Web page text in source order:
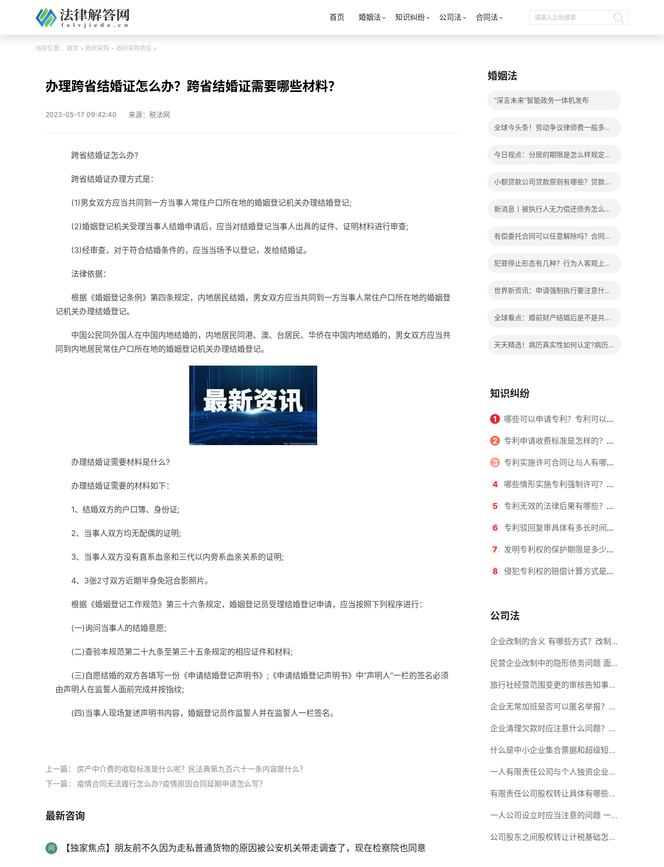
首页 婚姻法 知识纠纷 公司法 合同法
当前位置： 首页 > 政府采购 > 政府采购责任 >
办理跨省结婚证怎么办？跨省结婚证需要哪些材料？
2023-05-17 09:42:40 来源：税法网
跨省结婚证怎么办?
跨省结婚证办理方式是：
(1)男女双方应当共同到一方当事人常住户口所在地的婚姻登记机关办理结婚登记;
(2)婚姻登记机关受理当事人结婚申请后，应当对结婚登记当事人出具的证件、证明材料进行审查;
(3)经审查，对于符合结婚条件的，应当当场予以登记，发给结婚证。
法律依据：
根据《婚姻登记条例》第四条规定，内地居民结婚，男女双方应当共同到一方当事人常住户口所在地的婚姻登
记机关办理结婚登记。
中国公民同外国人在中国内地结婚的，内地居民同港、澳、台居民、华侨在中国内地结婚的，男女双方应当共
同到内地居民常住户口所在地的婚姻登记机关办理结婚登记。
办理结婚证需要材料是什么?
办理结婚证需要的材料如下：
1、结婚双方的户口簿、身份证;
2、当事人双方均无配偶的证明;
3、当事人双方没有直系血亲和三代以内旁系血亲关系的证明;
4、3张2寸双方近期半身免冠合影照片。
根据《婚姻登记工作规范》第三十六条规定，婚姻登记员受理结婚登记申请，应当按照下列程序进行：
(一)询问当事人的结婚意愿;
(二)查验本规范第二十九条至第三十五条规定的相应证件和材料;
(三)自愿结婚的双方各填写一份《申请结婚登记声明书》;《申请结婚登记声明书》中“声明人”一栏的签名必须
由声明人在监誓人面前完成并按指纹;
(四)当事人现场复述声明书内容，婚姻登记员作监誓人并在监誓人一栏签名。
上一篇： 房产中介费的收取标准是什么呢？民法典第九百六十一条内容是什么？
下一篇： 疫情合同无法履行怎么办?疫情原因合同延期申请怎么写？
最新咨询
【独家焦点】朋友前不久因为走私普通货物的原因被公安机关带走调查了，现在检察院也同意
婚姻法
“深言未来”智能政务一体机发布
全球今头条！劳动争议律师费一般多少
今日视点：分居的期限是怎么样规定
小额贷款公司贷款原则有哪些？贷款不
新消息丨被执行人无力偿还债务怎么
有偿委托合同可以任意解除吗？合同无
犯罪停止形态有几种？行为人客观上实
世界新资讯：申请强制执行要注意什么
全球看点：婚前财产结婚后是不是共同
天天精选！病历真实性如何认定?病历
知识纠纷
1 哪些可以申请专利？专利可以同
时多个人一起申请吗？
2 专利申请收费标准是怎样的？申
请不同类型的专利所需要的钱不同
3 专利实施许可合同让与人有哪些
主要义务？专利实施许可合同与专利
许可合同有什么区别？
4 哪些情形实施专利强制许可？专
利强制许可的前提条件是什么？
5 专利无效的法律后果有哪些？专
利的无效情形有哪些？
6 专利驳回复审具体有多长时间？
哪些情况下专利申请可能被驳回？
7 发明专利权的保护期限是多少
年？非专利发明人是否有专利申请
8 侵犯专利权的赔偿计算方式是什
间？
公司法
企业改制的含义 有哪些方式？改制
后国企员工属于什么性质？
民营企业改制中的隐形债务问题 面
对隐形债务问题应该如何解决？
旅行社经营范围变更的审核告知事项
旅游业的发展现状和趋势
企业无常加班是否可以匿名举报？强
制加班公司没有加班费怎么办？
企业清理欠款时应注意什么问题？企
业短期借款需要注意哪些事项？
什么是中小企业集合票据和超级短期
融资券？一起来了解一下吧！
一人有限责任公司与个人独资企业的
区别 这些知识你都知道吗？
有限责任公司股权转让具体有哪些形
式？来了解下这五种形式
一人公司设立时应当注意的问题 一
人公司的特征
公司股东之间股权转让计税基础怎么